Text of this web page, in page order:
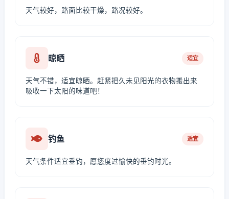
天气较好，路面比较干燥，路况较好。
晾晒 适宜
天气不错，适宜晾晒。赶紧把久未见阳光的衣物搬出来
吸收一下太阳的味道吧！
钓鱼 适宜
天气条件适宜垂钓，愿您度过愉快的垂钓时光。